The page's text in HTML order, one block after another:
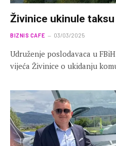
Živinice ukinule
BIZNIS CAFE 03/03/2025
Udruženje poslodavaca u
vijeća Živinice o ukidanju